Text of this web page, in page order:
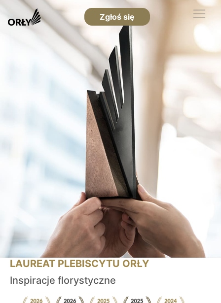
Zgłoś się
LAUREAT PLEBISCYTU ORŁY
Inspiracje florystyczne